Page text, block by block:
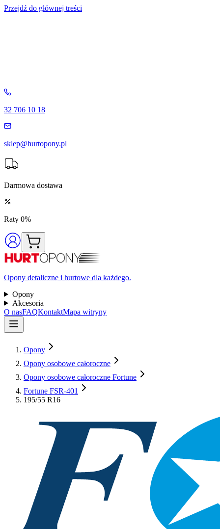
Przejdź do głównej treści
32 706 10 18
sklep@hurtopony.pl
Darmowa dostawa
Raty 0%
Opony detaliczne i hurtowe dla każdego.
Opony
Akcesoria
O nasFAQKontaktMapa witryny
Opony
Opony osobowe całoroczne
Opony osobowe całoroczne Fortune
Fortune FSR-401
195/55 R16